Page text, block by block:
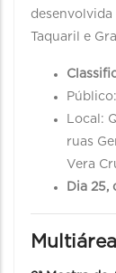
Taquaril e
Local:
ruas
Vera
Dia 25,